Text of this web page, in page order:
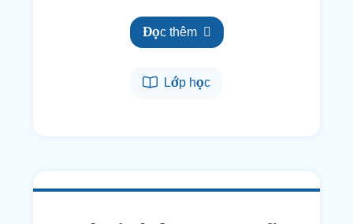
Đọc thêm
Lớp học